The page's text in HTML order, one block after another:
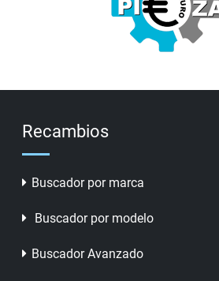
Recambios
Buscador por marca
Buscador por modelo
Buscador Avanzado